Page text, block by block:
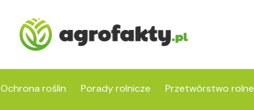
Ochrona roślin Porady rolnicze Przetwórstwo rolne